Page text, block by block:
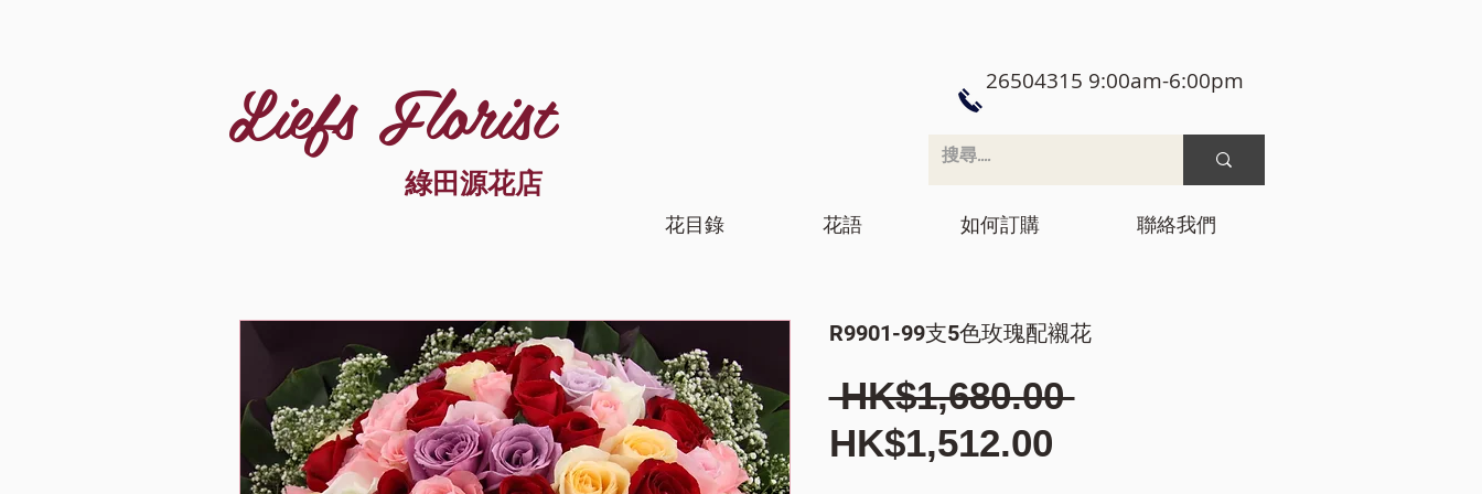
Liefs Florist
綠田源花店
26504315 9:00am-6:00pm
花目錄 花語 如何訂購 聯絡我們
R9901-99支5色玫瑰配襯花
HK$1,680.00 一
HK$1,512.00促